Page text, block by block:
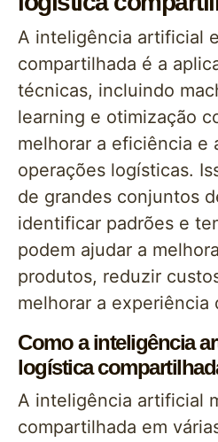
A inteligência artificial
compartilhada é a
técnicas, incluindo
learning e otimização
melhorar a eficiência e
operações logísticas.
de grandes conjuntos
identificar padrões e
podem ajudar a
produtos, reduzir
melhorar a experiência
Como a inteligência
logística
A inteligência artificial
compartilhada em